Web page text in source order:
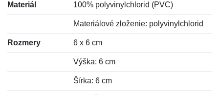
Materiál 100% polyvinylchlorid (PVC)
Materiálové zloženie: polyvinylchlorid
Rozmery 6 x 6 cm
Výška: 6 cm
Šírka: 6 cm